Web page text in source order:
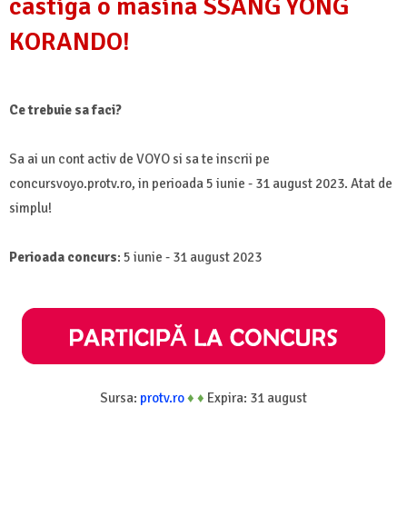
castiga o masina SSANG YONG
KORANDO!
Ce trebuie sa faci?
Sa ai un cont activ de VOYO si sa te inscrii pe
concursvoyo.protv.ro, in perioada 5 iunie - 31 august 2023. Atat de
simplu!
Perioada concurs: 5 iunie - 31 august 2023
Sursa: protv.ro♦ ♦ Expira: 31 august